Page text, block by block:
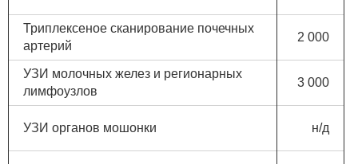
Триплексеное сканирование почечных
артерий
2 000
УЗИ молочных желез и регионарных
лимфоузлов
3 000
УЗИ органов мошонки н/д